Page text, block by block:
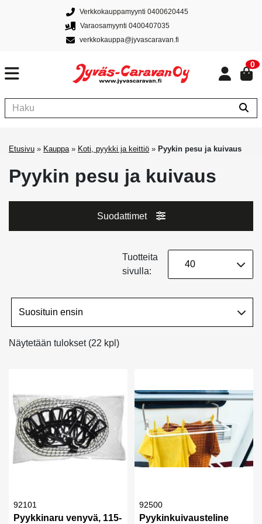
Verkkokauppamyynti 0400620445
Varaosamyynti 0400407035
verkkokauppa@jyvascaravan.fi
0
Etusivu » Kauppa» Koti, pyykki ja keittiö » Pyykin pesu ja kuivaus
Pyykin pesu ja kuivaus
Suodattimet
Näytetään tulokset (22 kpl)
Tuotteita
sivulla:
92101
Pyykkinaru venyvä, 115-
92500
Pyykinkuivausteline